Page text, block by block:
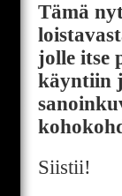
Tämä
jolle itse
käyntiin
Siistii!